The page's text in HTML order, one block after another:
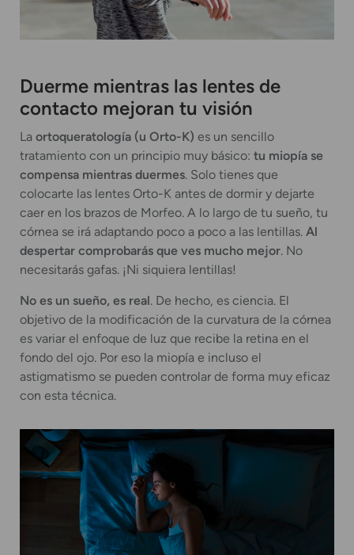
Duerme mientras las lentes de
contacto mejoran tu visión
La ortoqueratología (u Orto-K) es un sencillo
tratamiento con un principio muy básico: tu miopía se
compensa mientras duermes. Solo tienes que
colocarte las lentes Orto-K antes de dormir y dejarte
caer en los brazos de Morfeo. A lo largo de tu sueño, tu
córnea se irá adaptando poco a poco a las lentillas. Al
despertar comprobarás que ves mucho mejor. No
necesitarás gafas. ¡Ni siquiera lentillas!
No es un sueño, es real. De hecho, es ciencia. El
objetivo de la modificación de la curvatura de la córnea
es variar el enfoque de luz que recibe la retina en el
fondo del ojo. Por eso la miopía e incluso el
astigmatismo se pueden controlar de forma muy eficaz
con esta técnica.